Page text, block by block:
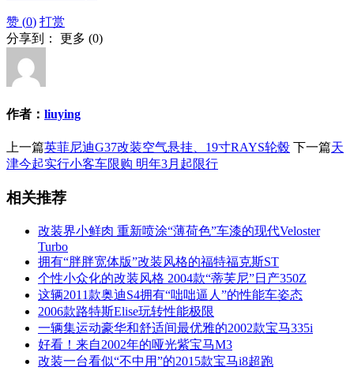
赞 (0) 打赏
分享到： 更多 (0)
作者： liuying
上一篇英菲尼迪G37改装空气悬挂、19寸RAYS轮毂 下一篇天
津今起实行小客车限购 明年3月起限行
相关推荐
改装界小鲜肉 重新喷涂“薄荷色”车漆的现代Veloster
Turbo
拥有“胖胖宽体版”改装风格的福特福克斯ST
个性小众化的改装风格 2004款“蒂芙尼”日产350Z
这辆2011款奥迪S4拥有“咄咄逼人”的性能车姿态
2006款路特斯Elise玩转性能极限
一辆集运动豪华和舒适间最优雅的2002款宝马335i
好看！来自2002年的哑光紫宝马M3
改装一台看似“不中用”的2015款宝马i8超跑